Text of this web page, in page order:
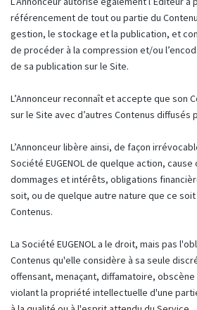
référencement de tout ou partie du
gestion, le stockage et la publication, et
de procéder à la compression et/ou
de sa publication sur le Site.
L’Annonceur reconnaît et accepte que son
sur le Site avec d’autres Contenus diffusés
L’Annonceur libère ainsi, de façon
Société EUGENOL de quelque action,
dommages et intérêts, obligations
soit, ou de quelque autre nature que ce
Contenus.
La Société EUGENOL a le droit, mais pas
Contenus qu'elle considère à sa seule
offensant, menaçant, diffamatoire,
violant la propriété intellectuelle d'une